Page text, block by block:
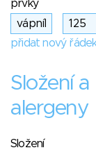
prvky
přidat nový
Složení a
alergeny
Složení